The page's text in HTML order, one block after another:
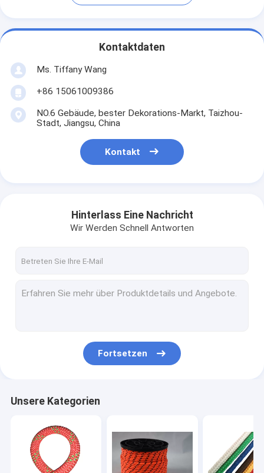
Kontaktdaten
Ms. Tiffany Wang
+86 15061009386
NO.6 Gebäude, bester Dekorations-Markt, Taizhou-
Stadt, Jiangsu, China
Kontakt
Hinterlass Eine Nachricht
Wir Werden Schnell Antworten
Fortsetzen
Unsere Kategorien